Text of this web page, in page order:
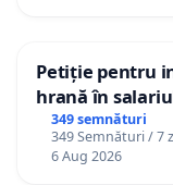
Petiție pentru
hrană în
gradațiilor de
personali
349 semnături
349 Semnături / 7
6 Aug 2026